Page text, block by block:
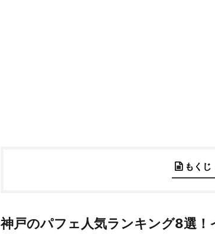
もくじ
神戸のパフェ人気ランキング8選